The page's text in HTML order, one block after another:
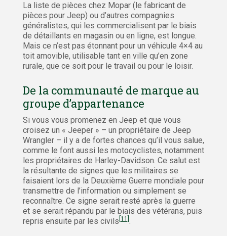
La liste de pièces chez Mopar (le fabricant de
pièces pour Jeep) ou d’autres compagnies
généralistes, qui les commercialisent par le biais
de détaillants en magasin ou en ligne, est longue.
Mais ce n’est pas étonnant pour un véhicule 4×4 au
toit amovible, utilisable tant en ville qu’en zone
rurale, que ce soit pour le travail ou pour le loisir.
De la communauté de marque au
groupe d’appartenance
Si vous vous promenez en Jeep et que vous
croisez un « Jeeper » – un propriétaire de Jeep
Wrangler – il y a de fortes chances qu’il vous salue,
comme le font aussi les motocyclistes, notamment
les propriétaires de Harley-Davidson. Ce salut est
la résultante de signes que les militaires se
faisaient lors de la Deuxième Guerre mondiale pour
transmettre de l’information ou simplement se
reconnaître. Ce signe serait resté après la guerre
et se serait répandu par le biais des vétérans, puis
repris ensuite par les civils [11] .